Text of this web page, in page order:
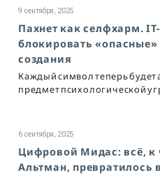
9 сентября, 2025
Пахнет как селфхарм.
блокировать
создания
Каждый символ теперь будет
предмет психологической
6 сентября, 2025
Цифровой Мидас: всё, к
Альтман, превратилось